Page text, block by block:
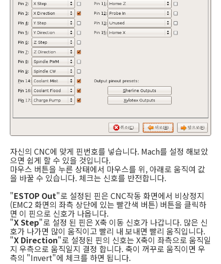
자신의 CNC에 맞게 핀번호를 넣습니다. Mach를 설정 해보았
으면 쉽게 할 수 있을 것입니다.
마우스 버튼을 누른 상태에서 마우스를 위, 아래로 움직여 값
을 바꿀 수 있습니다. 체크는 신호를 반전합니다.
"ESTOP Out"로 설정된 핀은 CNC작동 화면에서 비상정지
(EMC2 화면의 좌측 상단에 있는 빨간색 버튼) 버튼을 클릭하
면 이 핀으로 신호가 나옵니다.
"X Step"로 설정 된 핀은 X축 이동 신호가 나갑니다. 많은 신
호가 나가면 많이 움직이고 빨리 내 보내면 빨리 움직입니다.
"X Direction"로 설정된 핀의 신호는 X축이 좌측으로 움직일
지 우측으로 움직일지 결정 합니다. 축이 꺼꾸로 움직이면 우
측의 "Invert"에 체크를 하면 됩니다.